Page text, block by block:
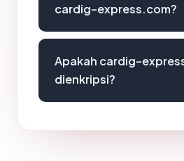
cardig-express.com?
Apakah cardig-
dienkripsi?